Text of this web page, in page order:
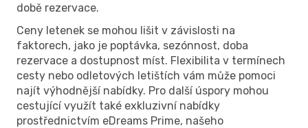
době rezervace.
Ceny letenek se mohou lišit v závislosti na
faktorech, jako je poptávka, sezónnost, doba
rezervace a dostupnost míst. Flexibilita v termínech
cesty nebo odletových letištích vám může pomoci
najít výhodnější nabídky. Pro další úspory mohou
cestující využít také exkluzivní nabídky
prostřednictvím eDreams Prime, našeho